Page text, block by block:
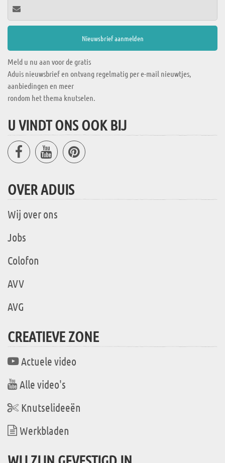
Meld u nu aan voor de gratis
Aduis nieuwsbrief en ontvang regelmatig per e-mail nieuwtjes,
aanbiedingen en meer
rondom het thema knutselen.
U VINDT ONS OOK BIJ
OVER ADUIS
Wij over ons
Jobs
Colofon
AVV
AVG
CREATIEVE ZONE
Actuele video
Alle video's
Knutselideeën
Werkbladen